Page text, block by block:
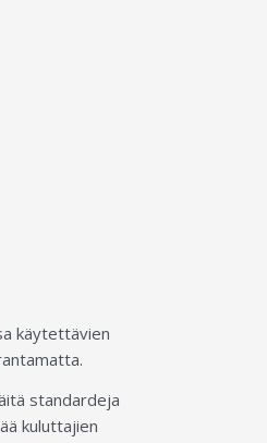
käytettävien
standardeja
kuluttajien